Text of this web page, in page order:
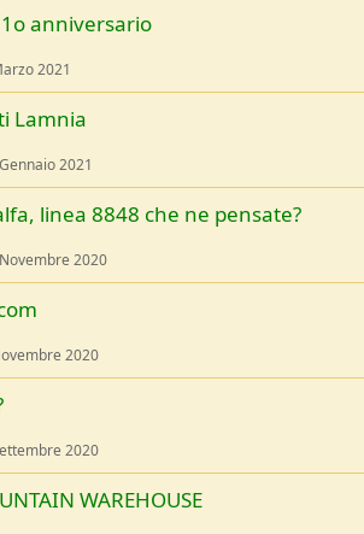
anniversario
2021
Lamnia
2021
linea 8848 che ne pensate?
2020
2020
2020
WAREHOUSE